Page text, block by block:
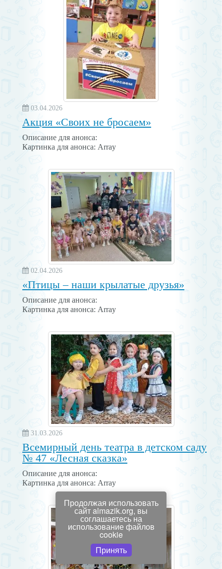
03.04.2026
Акция «Своих не бросаем»
Описание для анонса:
Картинка для анонса: Array
02.04.2026
«Птицы – наши крылатые друзья»
Описание для анонса:
Картинка для анонса: Array
31.03.2026
Всемирный день театра в детском саду
№ 47 «Лесная сказка»
Описание для анонса:
Картинка для анонса: Array
Продолжая использовать
сайт almazik.org, вы
соглашаетесь на
использование файлов
coоkie
Принять